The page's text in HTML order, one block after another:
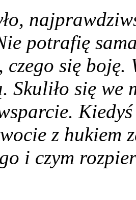
potrafię
czego się boję.
Skuliło się we
z hukiem
i czym